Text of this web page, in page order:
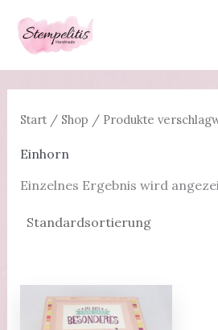
Inhalt
springen
Start/ Shop / Produkte
Einhorn
Einzelnes Ergebnis wird